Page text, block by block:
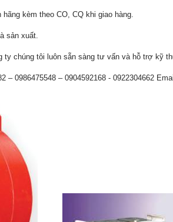
kèm theo CO, CQ khi giao hàng.
sản xuất.
chúng tôi luôn sẵn sàng tư vấn và hỗ trợ kỹ
– 0986475548 – 0904592168 - 0922304662